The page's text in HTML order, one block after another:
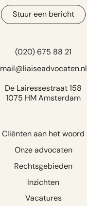
Stuur een bericht
(020) 675 88 21
mail@liaiseadvocaten.nl
De Lairessestraat 158
1075 HM Amsterdam
Cliënten aan het woord
Onze advocaten
Rechtsgebieden
Inzichten
Vacatures